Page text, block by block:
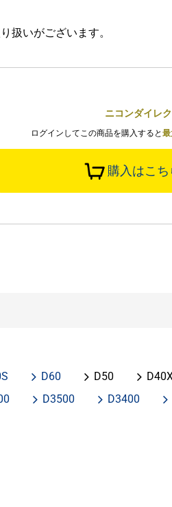
扱いがございます。
ニコンダイレ
ログインしてこの商品を購入すると
購入はこち
D60 D50
D3500 D3400